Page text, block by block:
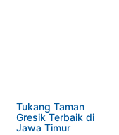
Tukang Taman
Gresik Terbaik di
Jawa Timur